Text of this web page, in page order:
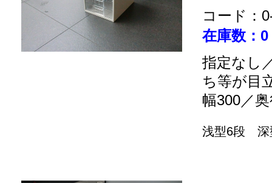
コード：
在庫数：0
指定なし
ち等が目
幅300／
浅型6段 深